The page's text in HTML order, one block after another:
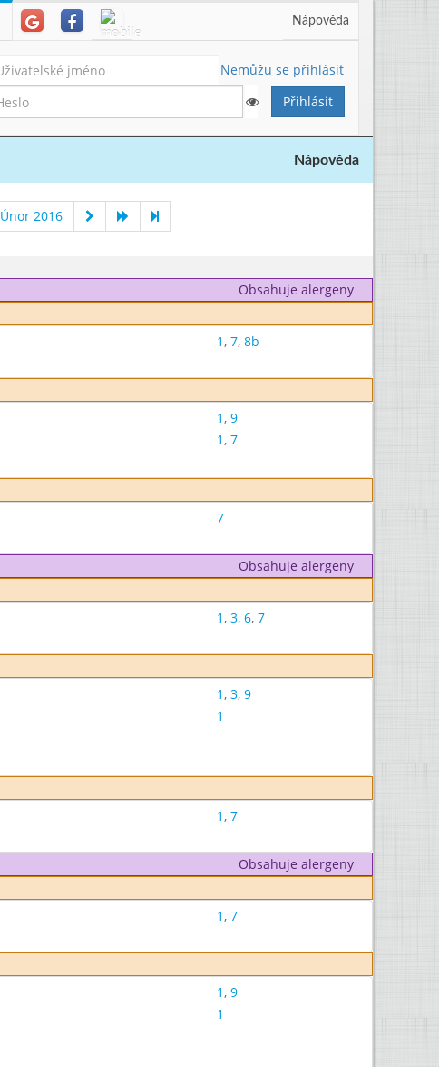
Nápověda
Nemůžu se přihlásit
Nápověda
Únor 2016
Obsahuje alergeny
1, 7, 8b
1, 9
1, 7
7
Obsahuje alergeny
1, 3, 6, 7
1, 3, 9
1
1, 7
Obsahuje alergeny
1, 7
1, 9
1